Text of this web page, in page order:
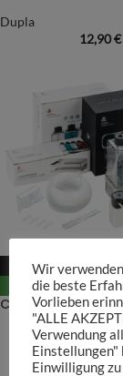
Dupla
12,90€
179,90€
Wir
die beste
Vorlieben
"ALLE
Verwendung
Einstellungen"
Einwilligung